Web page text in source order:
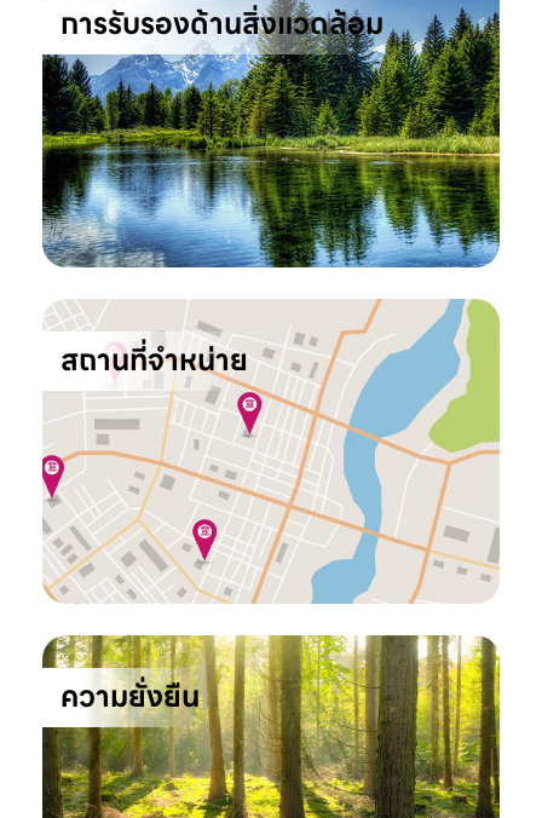
การรับรองด้านสิ่งแวดล้อม
สถานที่จำหน่าย
ความยั่งยืน